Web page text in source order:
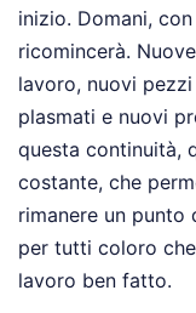
inizio. Domani,
ricomincerà.
lavoro, nuovi
plasmati e nuovi
questa continuità,
costante, che
rimanere un
per tutti coloro
lavoro ben fatto.